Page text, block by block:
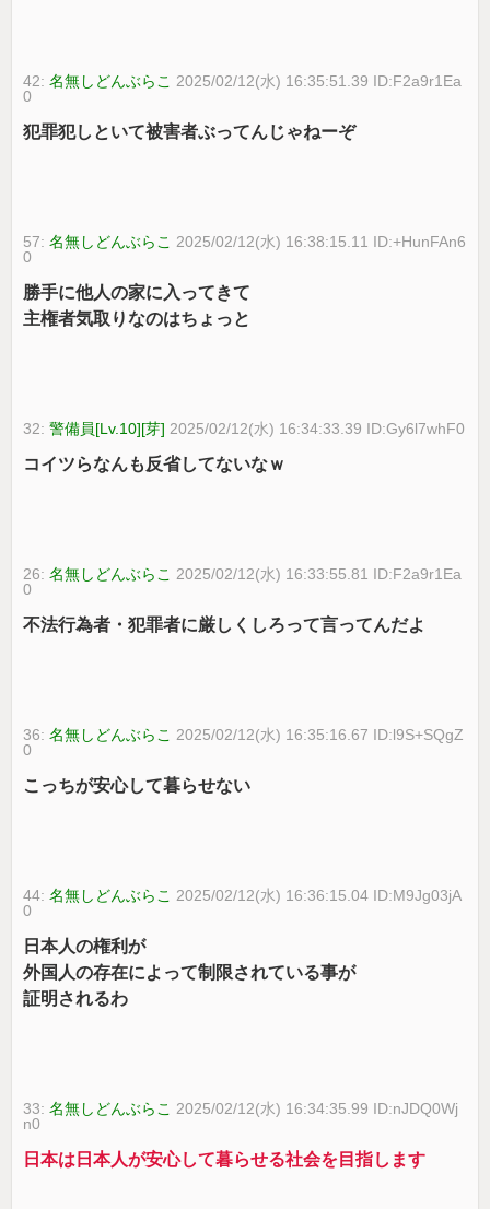
42:名無しどんぶらこ 2025/02/12(水) 16:35:51.39 ID:F2a9r1Ea
0
犯罪犯しといて被害者ぶってんじゃねーぞ
57:名無しどんぶらこ 2025/02/12(水) 16:38:15.11 ID:+HunFAn6
0
勝手に他人の家に入ってきて
主権者気取りなのはちょっと
32:警備員[Lv.10][芽] 2025/02/12(水) 16:34:33.39 ID:Gy6l7whF0
コイツらなんも反省してないなｗ
26:名無しどんぶらこ 2025/02/12(水) 16:33:55.81 ID:F2a9r1Ea
0
不法行為者・犯罪者に厳しくしろって言ってんだよ
36:名無しどんぶらこ 2025/02/12(水) 16:35:16.67 ID:l9S+SQgZ
0
こっちが安心して暮らせない
44:名無しどんぶらこ 2025/02/12(水) 16:36:15.04 ID:M9Jg03jA
0
日本人の権利が
外国人の存在によって制限されている事が
証明されるわ
33:名無しどんぶらこ 2025/02/12(水) 16:34:35.99 ID:nJDQ0Wj
n0
日本は日本人が安心して暮らせる社会を目指します